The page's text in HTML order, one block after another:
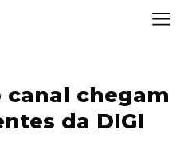
canal chegam
da DIGI